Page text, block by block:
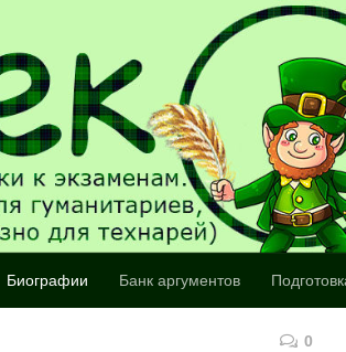
Биографии Банк аргументов
0